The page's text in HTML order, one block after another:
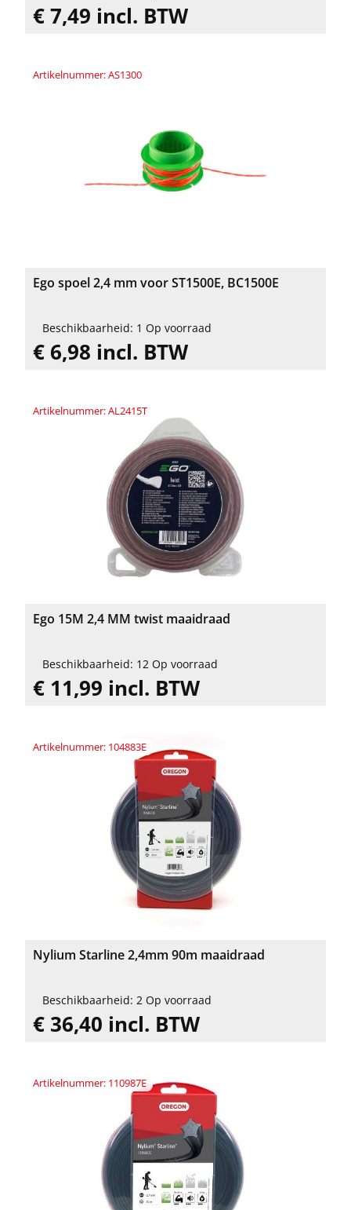
€ 7,49 incl. BTW
Artikelnummer: AS1300
Ego spoel 2,4 mm voor ST1500E, BC1500E
Beschikbaarheid: 1 Op voorraad
€ 6,98 incl. BTW
Artikelnummer: AL2415T
Ego 15M 2,4 MM twist maaidraad
Beschikbaarheid: 12 Op voorraad
€ 11,99 incl. BTW
Artikelnummer: 104883E
Nylium Starline 2,4mm 90m maaidraad
Beschikbaarheid: 2 Op voorraad
€ 36,40 incl. BTW
Artikelnummer: 110987E